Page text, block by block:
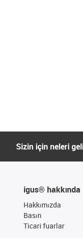
Sizin için neleri
igus® hakkında
Hakkımızda
Basın
Ticari fuarlar